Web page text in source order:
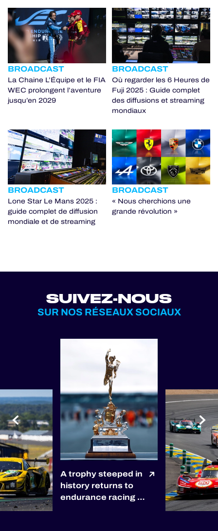
BROADCAST
La Chaine L’Équipe et le FIA
WEC prolongent l’aventure
jusqu’en 2029
BROADCAST
Où regarder les 6 Heures de
Fuji 2025 : Guide complet
des diffusions et streaming
mondiaux
BROADCAST
Lone Star Le Mans 2025 :
guide complet de diffusion
mondiale et de streaming
BROADCAST
« Nous cherchions une
grande révolution »
SUIVEZ-NOUS
SUR NOS RÉSEAUX SOCIAUX
A trophy steeped in
history returns to
endurance racing 🏆